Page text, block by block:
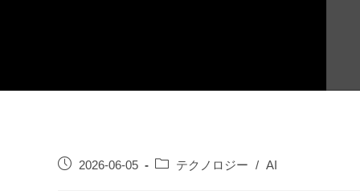
2026-06-05 テクノロジー / AI